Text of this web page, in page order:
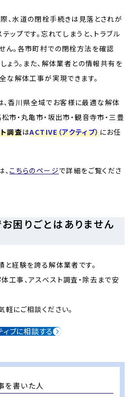
、水道の閉栓手続きは見落とされが
ップです。忘れてしまうと、トラブル
ん。各市町村での閉栓方法を確認
ょう。また、解体業者との情報共有を
な解体工事が実現できます。
、香川県全域でお客様に最適な解体
市・丸亀市・坂出市・観音寺市・三豊
調査はACTIVE（アクティブ）にお任
こちらのページで詳細をご覧くださ
困りごとはありません
と経験を誇る解体業者です。
工事、アスベスト調査・除去まで安
にご相談ください。
ィブに相談する
を書いた人